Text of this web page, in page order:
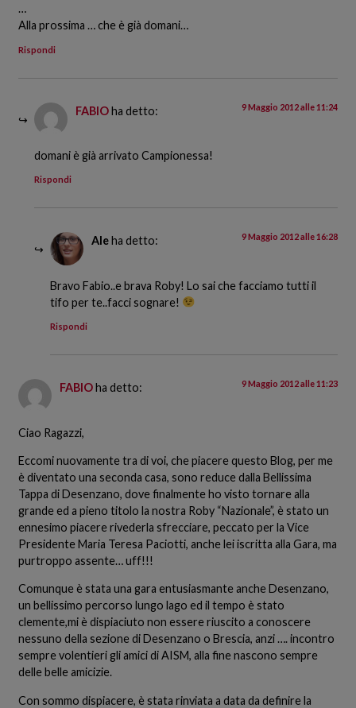
…
Alla prossima … che è già domani…
Rispondi
FABIO ha detto: 9 Maggio 2012 alle 11:24
domani è già arrivato Campionessa!
Rispondi
Ale ha detto: 9 Maggio 2012 alle 16:28
Bravo Fabio..e brava Roby! Lo sai che facciamo tutti il
tifo per te..facci sognare!
Rispondi
FABIO ha detto: 9 Maggio 2012 alle 11:23
Ciao Ragazzi,
Eccomi nuovamente tra di voi, che piacere questo Blog, per me
è diventato una seconda casa, sono reduce dalla Bellissima
Tappa di Desenzano, dove finalmente ho visto tornare alla
grande ed a pieno titolo la nostra Roby “Nazionale”, è stato un
ennesimo piacere rivederla sfrecciare, peccato per la Vice
Presidente Maria Teresa Paciotti, anche lei iscritta alla Gara, ma
purtroppo assente… uff!!!
Comunque è stata una gara entusiasmante anche Desenzano,
un bellissimo percorso lungo lago ed il tempo è stato
clemente,mi è dispiaciuto non essere riuscito a conoscere
nessuno della sezione di Desenzano o Brescia, anzi …. incontro
sempre volentieri gli amici di AISM, alla fine nascono sempre
delle belle amicizie.
Con sommo dispiacere, è stata rinviata a data da definire la